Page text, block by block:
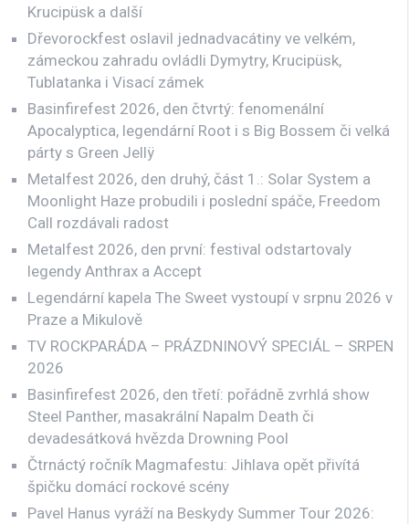
Krucipüsk a další
Dřevorockfest oslavil jednadvacátiny ve velkém,
zámeckou zahradu ovládli Dymytry, Krucipüsk,
Tublatanka i Visací zámek
Basinfirefest 2026, den čtvrtý: fenomenální
Apocalyptica, legendární Root i s Big Bossem či velká
párty s Green Jellÿ
Metalfest 2026, den druhý, část 1.: Solar System a
Moonlight Haze probudili i poslední spáče, Freedom
Call rozdávali radost
Metalfest 2026, den první: festival odstartovaly
legendy Anthrax a Accept
Legendární kapela The Sweet vystoupí v srpnu 2026 v
Praze a Mikulově
TV ROCKPARÁDA – PRÁZDNINOVÝ SPECIÁL – SRPEN
2026
Basinfirefest 2026, den třetí: pořádně zvrhlá show
Steel Panther, masakrální Napalm Death či
devadesátková hvězda Drowning Pool
Čtrnáctý ročník Magmafestu: Jihlava opět přivítá
špičku domácí rockové scény
Pavel Hanus vyráží na Beskydy Summer Tour 2026: